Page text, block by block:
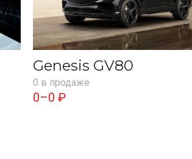
Genesis GV80
0 в продаже
0–0 ₽